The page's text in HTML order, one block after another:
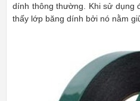
dính thông thường. Khi sử dụng
thấy lớp băng dính bởi nó nằm